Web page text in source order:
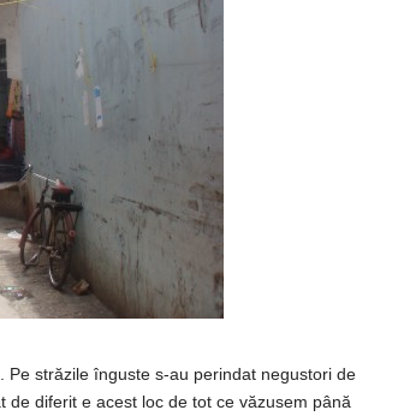
străzile înguste s-au perindat negustori de
diferit e acest loc de tot ce văzusem până